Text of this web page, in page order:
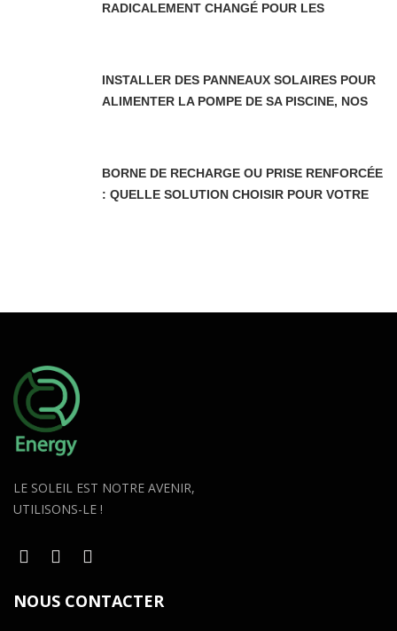
RADICALEMENT CHANGÉ POUR LES
INSTALLER DES PANNEAUX SOLAIRES POUR
ALIMENTER LA POMPE DE SA PISCINE, NOS
BORNE DE RECHARGE OU PRISE RENFORCÉE
: QUELLE SOLUTION CHOISIR POUR VOTRE
LE SOLEIL EST NOTRE AVENIR,
UTILISONS-LE !
NOUS CONTACTER